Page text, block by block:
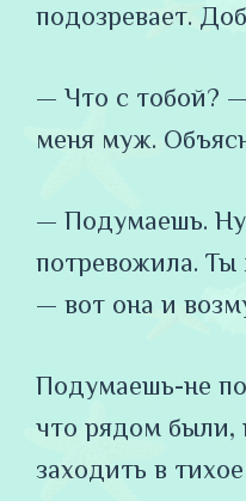
подозревает.
— Что с тобой?
меня муж.
— Подумаешь.
потревожила. Ты
— вот она и
Подумаешь-не
что рядом были,
заходить в